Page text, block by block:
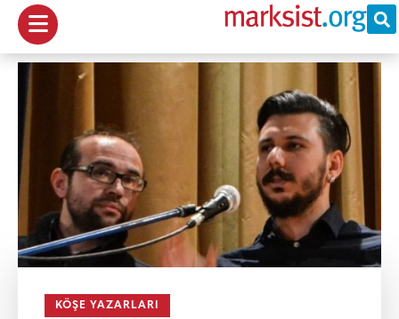
KÖŞE YAZARLARI